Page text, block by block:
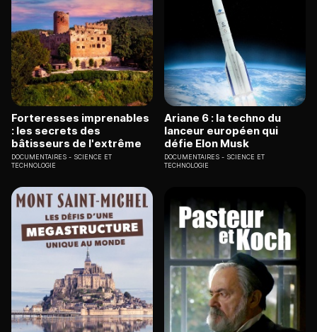
Forteresses imprenables
: les secrets des
bâtisseurs de l'extrême
DOCUMENTAIRES
SCIENCE ET
TECHNOLOGIE
Ariane 6 : la techno du
lanceur européen qui
défie Elon Musk
DOCUMENTAIRES
SCIENCE ET
TECHNOLOGIE